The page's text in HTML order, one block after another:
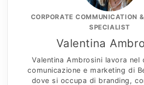
CORPORATE COMMUNICATION
SPECIALIST
Valentina
Valentina Ambrosini lavora nel
comunicazione e marketing di
dove si occupa di branding,